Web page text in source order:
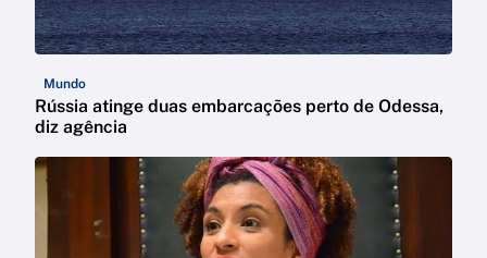
Mundo
Rússia atinge duas embarcações perto de Odessa,
diz agência